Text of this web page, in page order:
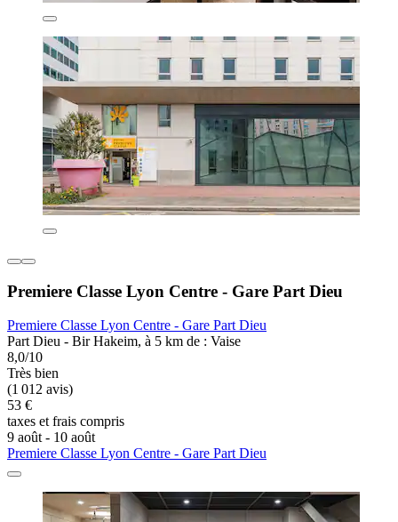
Premiere Classe Lyon Centre - Gare Part Dieu
Premiere Classe Lyon Centre - Gare Part Dieu
Part Dieu - Bir Hakeim, à 5 km de : Vaise
8,0/10
Très bien
(1 012 avis)
53 €
taxes et frais compris
9 août - 10 août
Premiere Classe Lyon Centre - Gare Part Dieu